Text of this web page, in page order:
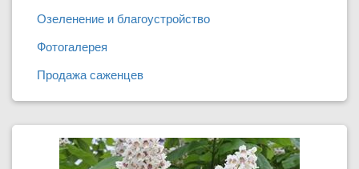
Озеленение и благоустройство
Фотогалерея
Продажа саженцев